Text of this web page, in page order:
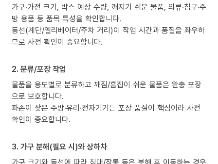
가구·가전 크기, 박스 예상 수량, 깨지기 쉬운 물품, 의류·침구·주
방 용품 등 품목 특성을 확인합니다.
동선(계단/엘리베이터/주차 거리)이 작업 시간과 품질을 좌우하
므로 사전 확인이 중요합니다.
2. 분류/포장 작업
물품을 용도별로 분류하고 깨짐/흠집이 쉬운 물품은 완충 포장
으로 보호합니다.
파손이 잦은 주방·유리·전자기기는 포장 품질이 핵심이라 사전
확인이 중요합니다.
3. 가구 분해(필요 시)와 상하차